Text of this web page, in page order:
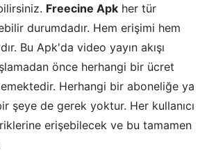
Freecine Apk her tür
durumdadır. Hem erişimi hem
Bu Apk'da video yayın akışı
önce herhangi bir ücret
Herhangi bir aboneliğe ya
şeye de gerek yoktur. Her kullanıcı
erişebilecek ve bu tamamen